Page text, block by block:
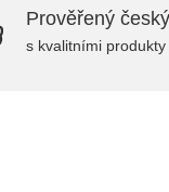
Prověřený
s kvalitními produkty